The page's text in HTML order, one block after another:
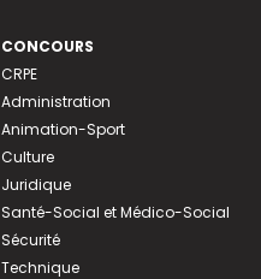
CONCOURS
CRPE
Administration
Animation-Sport
Culture
Juridique
Santé-Social et Médico-Social
Sécurité
Technique